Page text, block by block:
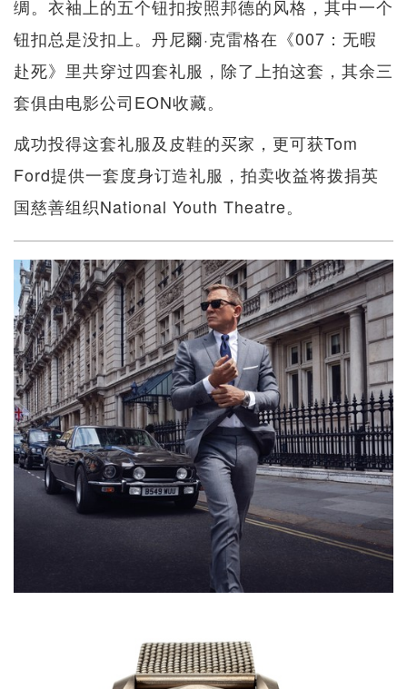
绸。衣袖上的五个钮扣按照邦德的风格，其中一个
钮扣总是没扣上。丹尼爾·克雷格在《007：无暇
赴死》里共穿过四套礼服，除了上拍这套，其余三
套俱由电影公司EON收藏。
成功投得这套礼服及皮鞋的买家，更可获Tom
Ford提供一套度身订造礼服，拍卖收益将拨捐英
国慈善组织National Youth Theatre。